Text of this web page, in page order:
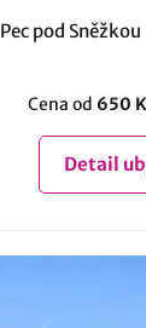
Pec pod Sněžkou
Cena od 650
Detail